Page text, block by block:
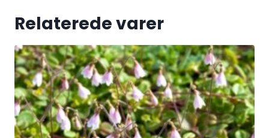
Relaterede varer